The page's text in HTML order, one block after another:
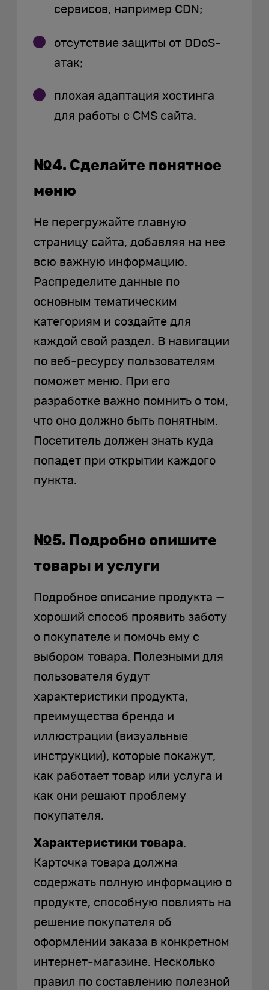
сервисов, например CDN;
отсутствие защиты от DDoS-
атак;
плохая адаптация хостинга
для работы с CMS сайта.
№4. Сделайте понятное
меню
Не перегружайте главную
страницу сайта, добавляя на нее
всю важную информацию.
Распределите данные по
основным тематическим
категориям и создайте для
каждой свой раздел. В навигации
по веб-ресурсу пользователям
поможет меню. При его
разработке важно помнить о том,
что оно должно быть понятным.
Посетитель должен знать куда
попадет при открытии каждого
пункта.
№5. Подробно опишите
товары и услуги
Подробное описание продукта —
хороший способ проявить заботу
о покупателе и помочь ему с
выбором товара. Полезными для
пользователя будут
характеристики продукта,
преимущества бренда и
иллюстрации (визуальные
инструкции), которые покажут,
как работает товар или услуга и
как они решают проблему
покупателя.
Характеристики товара.
Карточка товара должна
содержать полную информацию о
продукте, способную повлиять на
решение покупателя об
оформлении заказа в конкретном
интернет-магазине. Несколько
правил по составлению полезной